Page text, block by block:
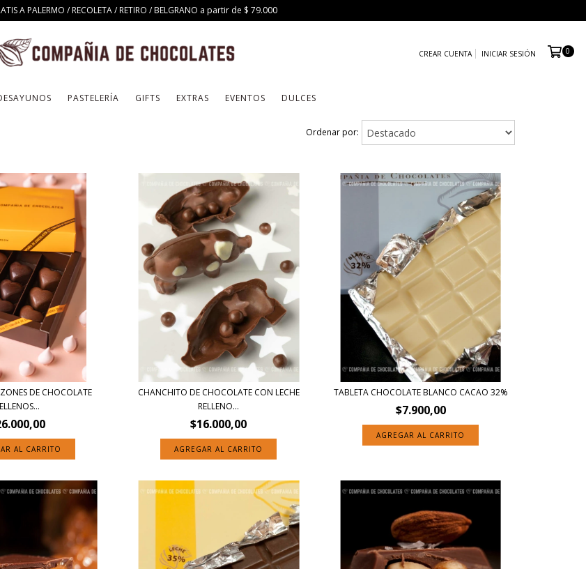
A PALERMO / RECOLETA / RETIRO / BELGRANO a partir de $ 79.000
CREAR CUENTA INICIAR SESIÓN 0
PASTELERÍA GIFTS EXTRAS EVENTOS DULCES
Ordenar por:
DE CHOCOLATE
CHANCHITO DE CHOCOLATE CON LECHE
RELLENO...
$16.000,00
TABLETA CHOCOLATE BLANCO CACAO 32%
$7.900,00
AGREGAR AL CARRITO